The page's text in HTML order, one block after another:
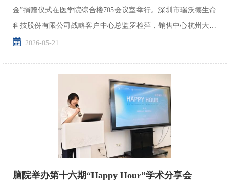
金”捐赠仪式在医学院综合楼705会议室举行。深圳市瑞沃德生命
科技股份有限公司战略客户中心总监罗检萍，销售中心杭州大区
总经理廖明一行，学院党总支书记兼副院长蒋笑莉，副院长...
2026-05-21
脑院举办第十六期“Happy Hour”学术分享会